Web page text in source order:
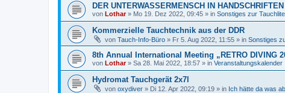
DER UNTERWASSERMENSCH IN
von Lothar» Mo 19. Dez 2022, 09:45 » in Sonstiges zur
Kommerzielle Tauchtechnik aus der DDR
von Tauch-Info-Büro » Fr 5. Aug 2022, 11:55 » in Sonstiges
8th Annual International Meeting „RETRO DIVING
von Lothar» Sa 28. Mai 2022, 18:57 » in Veranstaltungskalender
Hydromat Tauchgerät 2x7l
von oxydiver » Di 12. Apr 2022, 09:19 » in Ich hätte da was